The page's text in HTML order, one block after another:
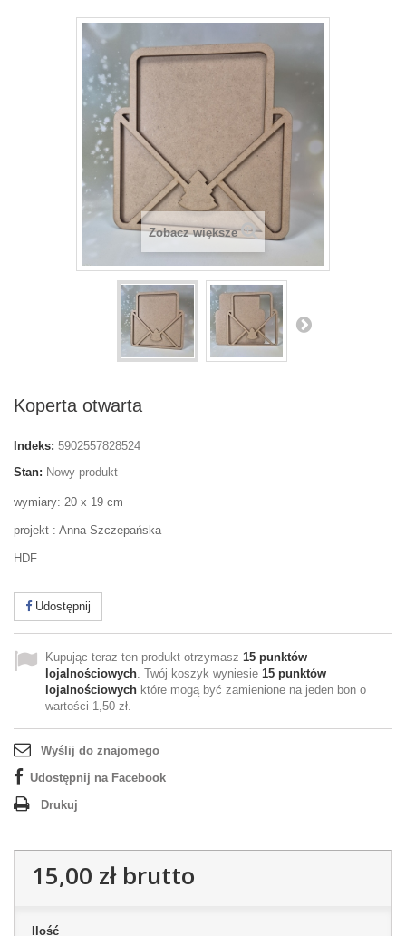
Zobacz większe
Koperta otwarta
Indeks: 5902557828524
Stan: Nowy produkt
wymiary: 20 x 19 cm
projekt : Anna Szczepańska
HDF
Udostępnij
Kupując teraz ten produkt otrzymasz 15 punktów
lojalnościowych. Twój koszyk wyniesie 15 punktów
lojalnościowych które mogą być zamienione na jeden bon o
wartości 1,50 zł.
Wyślij do znajomego
Udostępnij na Facebook
Drukuj
15,00 złbrutto
Ilość